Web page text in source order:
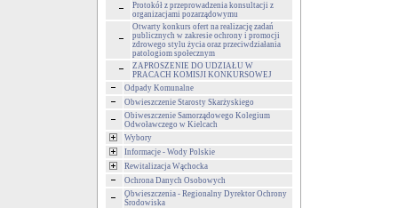
Protokół z przeprowadzenia konsultacji z
organizacjami pozarządowymu
Otwarty konkurs ofert na realizację zadań
publicznych w zakresie ochrony i promocji
zdrowego stylu życia oraz przeciwdziałania
patologiom społecznym
ZAPROSZENIE DO UDZIAŁU W
PRACACH KOMISJI KONKURSOWEJ
Odpady Komunalne
Obwieszczenie Starosty Skarżyskiego
Obiweszczenie Samorządowego Kolegium
Odwoławczego w Kielcach
Wybory
Informacje - Wody Polskie
Rewitalizacja Wąchocka
Ochrona Danych Osobowych
Obwieszczenia - Regionalny Dyrektor Ochrony
Środowiska